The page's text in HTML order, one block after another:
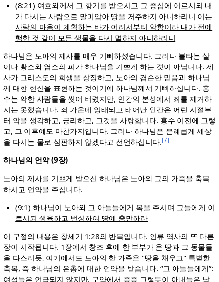
(8:21) 여호와께서 그 향기를 받으시고 그 중심에 이르시되 내
가 다시는 사람으로 말미암아 땅을 저주하지 아니하리니 이는
사람의 마음이 계획하는 바가 어려서부터 악함이라 내가 전에
행한 것 같이 모든 생물을 다시 멸하지 아니하리니
하나님은 노아의 제사를 매우 기뻐하셨습니다. 그러나 불타는 살
이나 황소와 염소의 피가 하나님을 기쁘게 하는 것이 아닙니다. 제
사가 그리스도의 희생을 상징하고, 노아의 겸손한 믿음과 하나님
께 대한 헌신을 표현하는 것이기에 하나님께서 기뻐하십니다. 홍
수는 악한 사람들을 씻어 버렸지만, 인간의 본성에서 죄를 제거하
지는 못했습니다. 죄 가운데 잉태되고 태어난 인간은 어린 시절부
터 악을 생각하고, 궁리하고, 그것을 사랑합니다. 홍수 이전에 그렇
고, 그 이후에도 마찬가지입니다. 그러나 하나님은 은혜롭게 세상
을 다시는 물로 심판하지 않겠다고 선언하십니다.[7]
하나님의 언약 (9장)
노아의 제사를 기쁘게 받으신 하나님은 노아와 그의 가족을 축복
하시고 언약을 주십니다.
(9:1)하나님이 노아와 그 아들들에게 복을 주시며 그들에게 이
르시되 생육하고 번성하여 땅에 충만하라
이 구절의 내용은 창세기 1:28의 반복입니다. 인류 역사의 또 다른
장이 시작됩니다. 1장에서 창조 후에 한 부부가 온 땅과 그 동물들
을 다스리듯, 여기에서도 노아의 한 가족은 "땅을 채우고" 특별한
축복, 즉 하나님의 은총에 대한 언약을 받습니다. “그 아들들에게”:
여성들은 언급되지 않지만, 구약에서 종종 그렇듯이 아내들은 남